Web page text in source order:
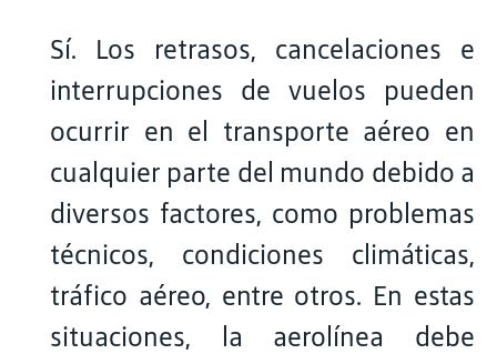
Sí. Los retrasos, cancelaciones e
interrupciones de vuelos pueden
ocurrir en el transporte aéreo en
cualquier parte del mundo debido a
diversos factores, como problemas
técnicos, condiciones climáticas,
tráfico aéreo, entre otros. En estas
situaciones, la aerolínea debe